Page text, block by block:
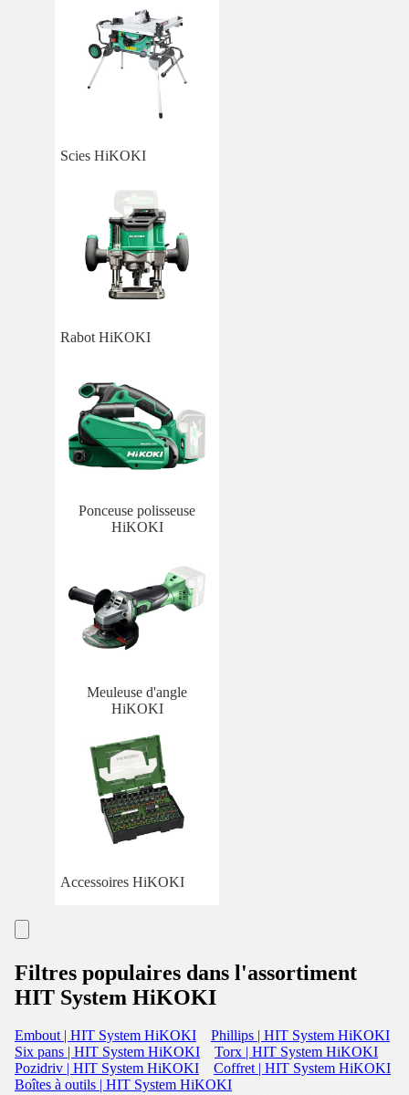
Scies HiKOKI
Rabot HiKOKI
Ponceuse polisseuse
HiKOKI
Meuleuse d'angle
HiKOKI
Accessoires HiKOKI
Filtres populaires dans l'assortiment
HIT System HiKOKI
Embout | HIT System HiKOKI
Phillips | HIT System HiKOKI
Six pans | HIT System HiKOKI
Torx | HIT System HiKOKI
Pozidriv | HIT System HiKOKI
Coffret | HIT System HiKOKI
Boîtes à outils | HIT System HiKOKI